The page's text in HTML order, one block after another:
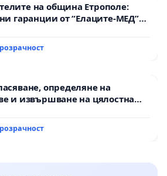
на община Етрополе:
гаранции от “Елаците-МЕД”
че ще се изпълнят всички
определяне на
и извършване на цялостна
републиканския път между
проход